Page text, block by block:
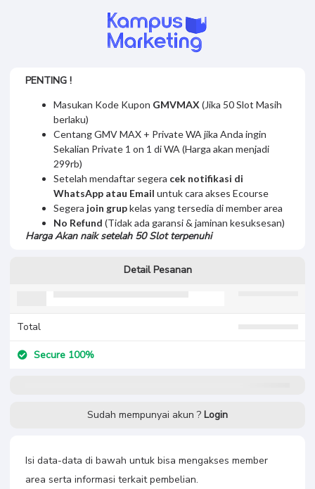
PENTING !
Masukan Kode Kupon GMVMAX (Jika 50 Slot Masih
berlaku)
Centang GMV MAX + Private WA jika Anda ingin
Sekalian Private 1 on 1 di WA (Harga akan menjadi
299rb)
Setelah mendaftar segera cek notifikasi di
WhatsApp atau Email untuk cara akses Ecourse
Segera join grupkelas yang tersedia di member area
No Refund (Tidak ada garansi & jaminan kesuksesan)
Harga Akan naik setelah 50 Slot terpenuhi
Detail Pesanan
Total
Secure 100%
Sudah mempunyai akun ? Login
Isi data-data di bawah untuk bisa mengakses member
area serta informasi terkait pembelian.